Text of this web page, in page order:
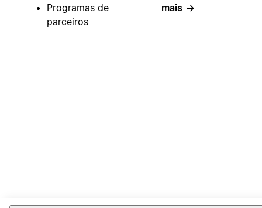
Programas de
parceiros
mais →